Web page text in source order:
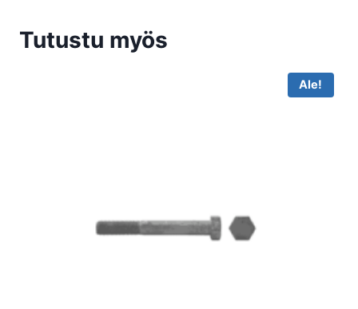
Tutustu myös
Ale!